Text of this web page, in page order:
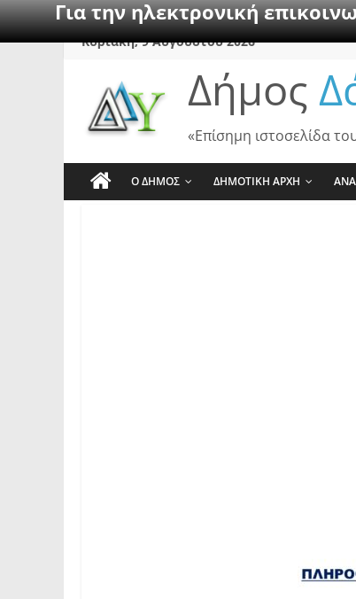
Για την ηλεκτρονική
SkipΚυριακή, 9 Αυγούστου 2026
Δήμος
«Επίσημη ιστοσελίδα
Ο ΔΗΜΟΣ ΔΗΜΟΤΙΚΗ ΑΡΧΗ